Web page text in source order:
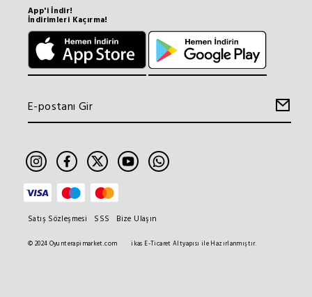
App'i İndir!
İndirimleri Kaçırma!
© 2024 Oyunterapimarket.com ikas E-Ticaret Altyapısı ile Hazırlanmıştır.
Satış Sözleşmesi SSS Bize Ulaşın